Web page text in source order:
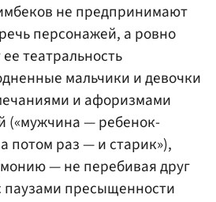
не предпринимают
персонажей, а ровно
театральность
мальчики и девочки
и афоризмами
(«мужчина — ребенок-
потом раз — и старик»),
— не перебивая друг
паузами пресыщенности